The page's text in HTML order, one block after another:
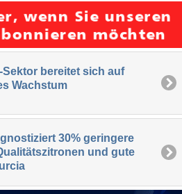
bereitet sich auf
Wachstum
30% geringere
und gute